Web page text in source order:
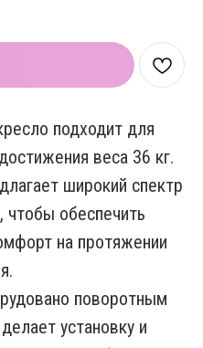
подходит для
веса 36 кг.
широкий спектр
чтобы обеспечить
на протяжении
поворотным
установку и